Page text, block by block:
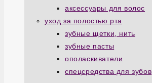
аксессуары для волос
уход за полостью рта
зубные щетки, нить
зубные пасты
ополаскиватели
спецсредства для зубов